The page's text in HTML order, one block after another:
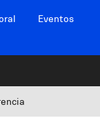
Eventos